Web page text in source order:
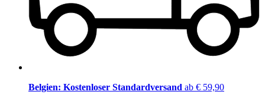
Belgien: Kostenloser Standardversand ab € 59,90